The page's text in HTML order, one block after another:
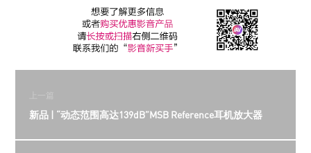
上一篇
新品 | “动态范围高达139dB”MSB Reference耳机放大器